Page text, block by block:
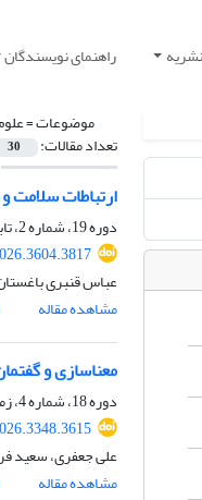
راهنمای نویسندگان
موضوعات =
تعداد مقالات: 30
ارتباطات سلامت و
دوره 19، شماره 2، تابستان 1405، صفحه
عباس قنبری
مشاهده مقاله
معناسازی و
دوره 18، شماره 4، زمستان 1404، صفحه
علی جعفری، سعید
مشاهده مقاله